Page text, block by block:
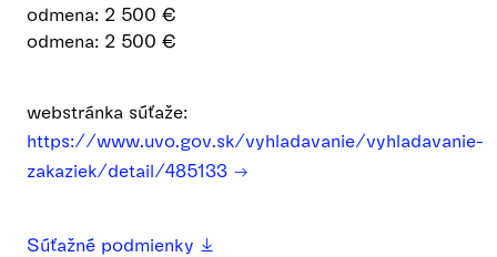
odmena: 2 500 €
odmena: 2 500 €
webstránka súťaže:
https://www.uvo.gov.sk/vyhladavanie/vyhladavanie-
zakaziek/detail/485133
Súťažné podmienky